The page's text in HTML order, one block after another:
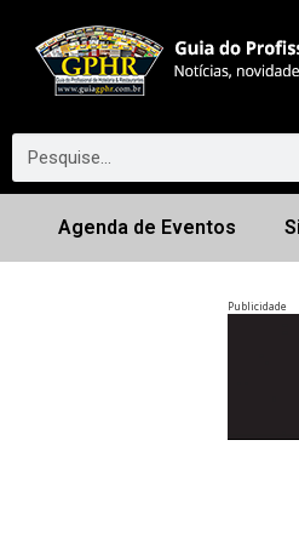
Agenda de Eventos
Publicidade